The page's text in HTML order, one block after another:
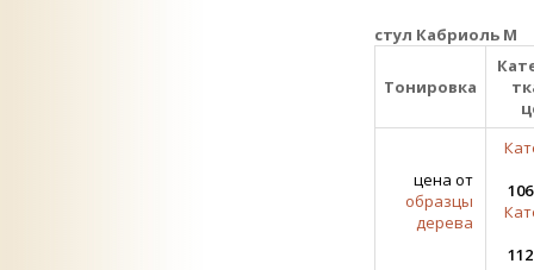
стул Кабриоль М
Тонировка
цена от
образцы
дерева